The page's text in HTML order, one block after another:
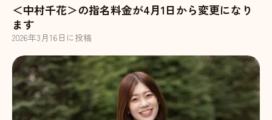
＜中村千花＞の指名料金が4月1日から変更になり
ます
2026年3 月 16 日に投稿